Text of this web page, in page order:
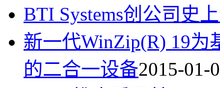
BTI Systems创公司史
新一代WinZip(R) 19
的二合一设备2015-01-